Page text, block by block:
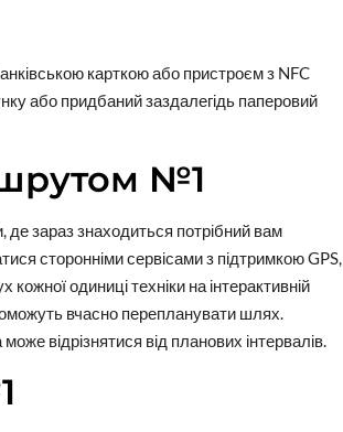
карткою або пристроєм з NFC
або придбаний заздалегідь паперовий
№1
зараз знаходиться потрібний вам
сторонніми сервісами з підтримкою GPS,
одиниці техніки на інтерактивній
вчасно перепланувати шлях.
відрізнятися від планових інтервалів.